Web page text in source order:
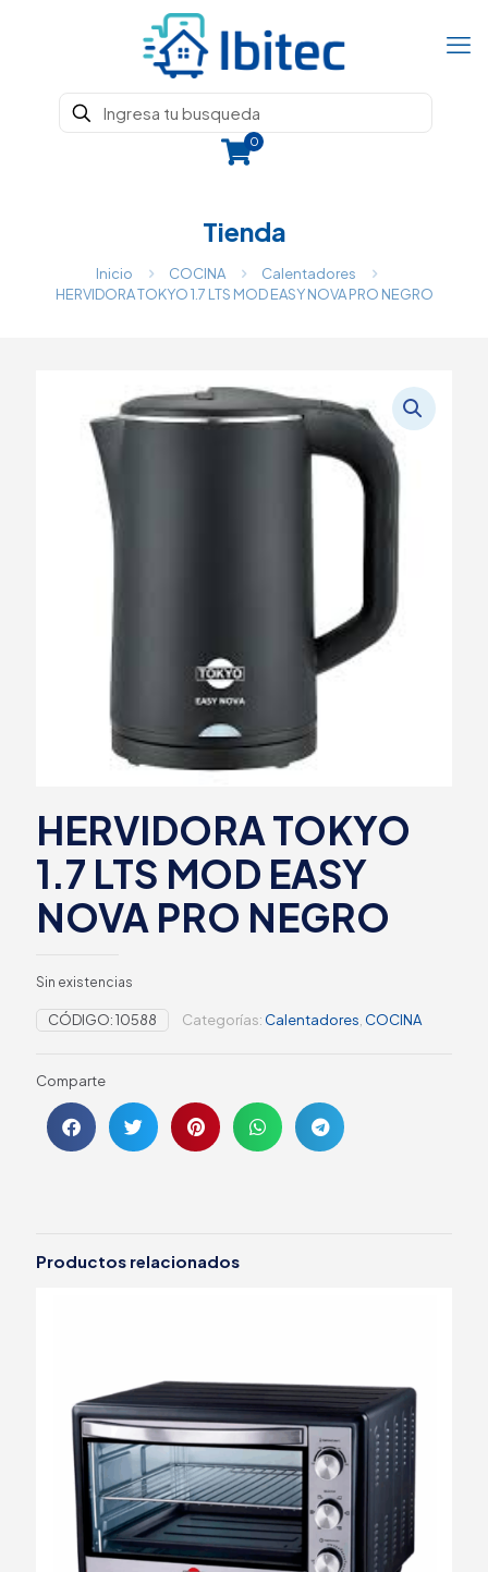
0
Tienda
Inicio COCINA
Calentadores
HERVIDORA TOKYO 1.7 LTS MOD EASY NOVA PRO NEGRO
HERVIDORA TOKYO
1.7 LTS MOD EASY
NOVA PRO NEGRO
Sin existencias
CÓDIGO:10588 Categorías: Calentadores COCINA
Comparte
Productos relacionados